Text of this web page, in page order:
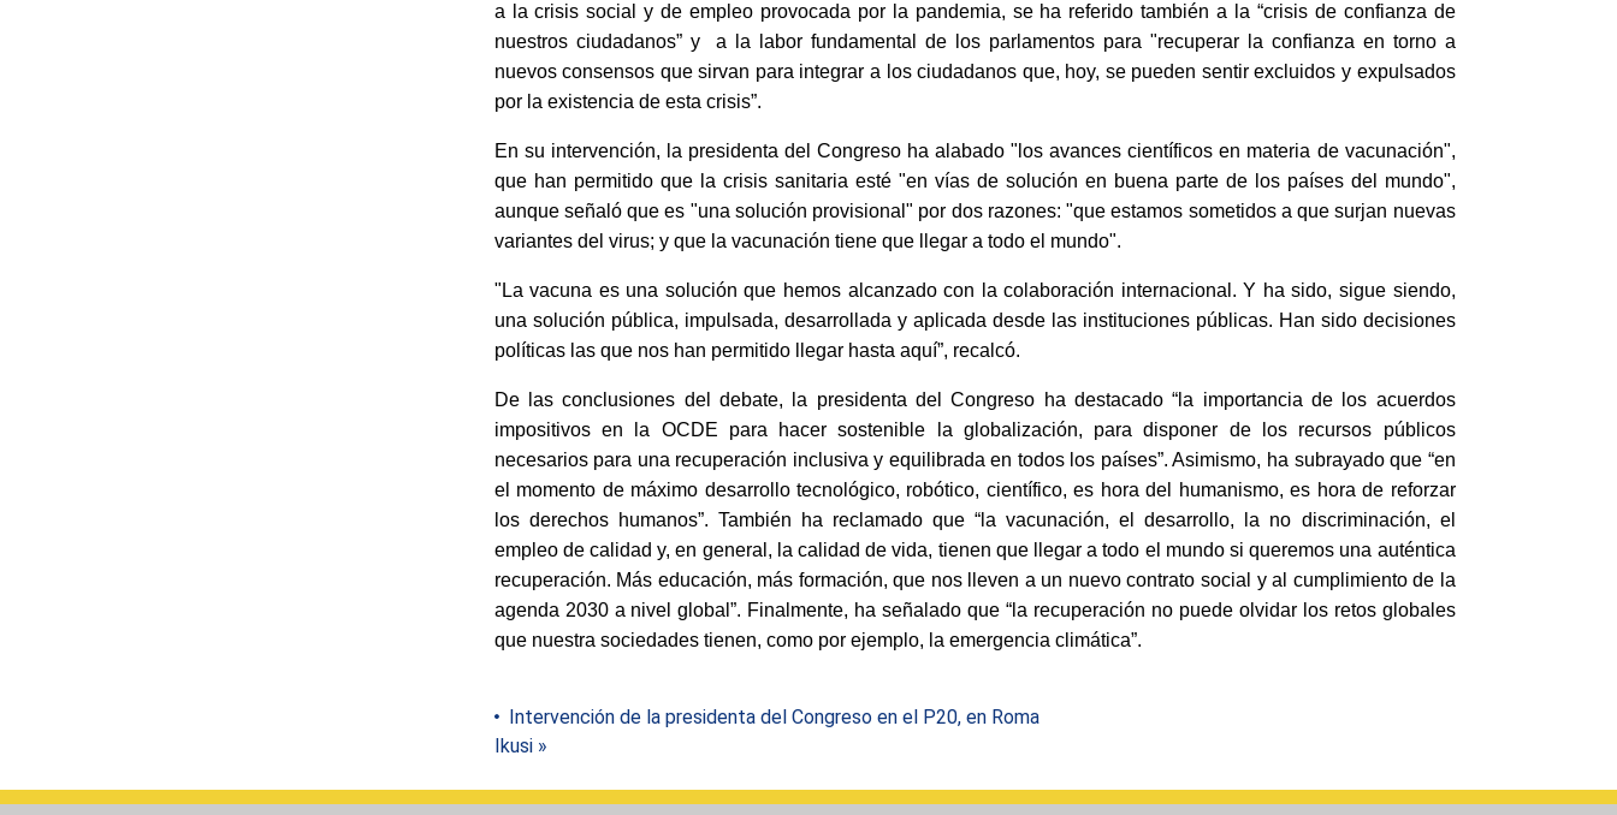
a la crisis social y de empleo provocada por la pandemia, se ha referido también a la “crisis de confianza de
nuestros ciudadanos” y a la labor fundamental de los parlamentos para "recuperar la confianza en torno a
nuevos consensos que sirvan para integrar a los ciudadanos que, hoy, se pueden sentir excluidos y expulsados
por la existencia de esta crisis”.
En su intervención, la presidenta del Congreso ha alabado "los avances científicos en materia de vacunación",
que han permitido que la crisis sanitaria esté "en vías de solución en buena parte de los países del mundo",
aunque señaló que es "una solución provisional" por dos razones: "que estamos sometidos a que surjan nuevas
variantes del virus; y que la vacunación tiene que llegar a todo el mundo".
"La vacuna es una solución que hemos alcanzado con la colaboración internacional. Y ha sido, sigue siendo,
una solución pública, impulsada, desarrollada y aplicada desde las instituciones públicas. Han sido decisiones
políticas las que nos han permitido llegar hasta aquí”, recalcó.
De las conclusiones del debate, la presidenta del Congreso ha destacado “ la importancia de los acuerdos
impositivos en la OCDE para hacer sostenible la globalización, para disponer de los recursos públicos
necesarios para una recuperación inclusiva y equilibrada en todos los países”. Asimismo, ha subrayado que “en
el momento de máximo desarrollo tecnológico, robótico, científico, es hora del humanismo, es hora de reforzar
los derechos humanos”. También ha reclamado que “la vacunación, el desarrollo, la no discriminación, el
empleo de calidad y, en general, la calidad de vida, tienen que llegar a todo el mundo si queremos una auténtica
recuperación. Más educación, más formación, que nos lleven a un nuevo contrato social y al cumplimiento de la
agenda 2030 a nivel global”. Finalmente, ha señalado que “la recuperación no puede olvidar los retos globales
que nuestra sociedades tienen, como por ejemplo, la emergencia climática”.
Intervención de la presidenta del Congreso en el P20, en Roma
Ikusi »